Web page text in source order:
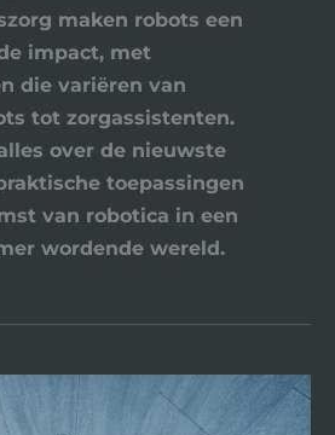
maken robots een
impact, met
die variëren van
tot zorgassistenten.
over de nieuwste
toepassingen
van robotica in een
wordende wereld.